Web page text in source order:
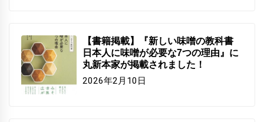
【書籍掲載】『新しい味噌の教科書
日本人に味噌が必要な7つの理由』に
丸新本家が掲載されました！
2026年2月10日